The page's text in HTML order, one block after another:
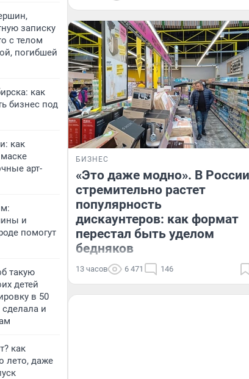
записку
с телом
погибшей
как
бизнес под
как
арт-
и
помогут
такую
детей
в 50
и
как
лето, даже
БИЗНЕС
«Это даже модно». В России
стремительно растет
популярность
дискаунтеров: как формат
перестал быть уделом
бедняков
13 часов 6 471 146